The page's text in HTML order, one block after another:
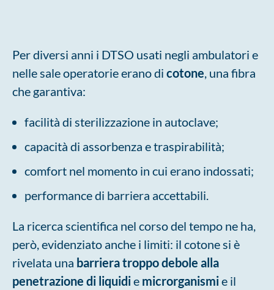
Per diversi anni i DTSO usati negli ambulatori e
nelle sale operatorie erano di cotone, una fibra
che garantiva:
facilità di sterilizzazione in autoclave;
capacità di assorbenza e traspirabilità;
comfort nel momento in cui erano indossati;
performance di barriera accettabili.
La ricerca scientifica nel corso del tempo ne ha,
però, evidenziato anche i limiti: il cotone si è
rivelata una barriera troppo debole alla
penetrazione di liquidie microrganismie il